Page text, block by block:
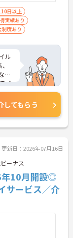
日以上
実績あり
制度あり
ル
制
づ
ま
主
と
に
！
してもらう
更新日：2026年07月16日
ーナス
年10月開設◎
サービス／介